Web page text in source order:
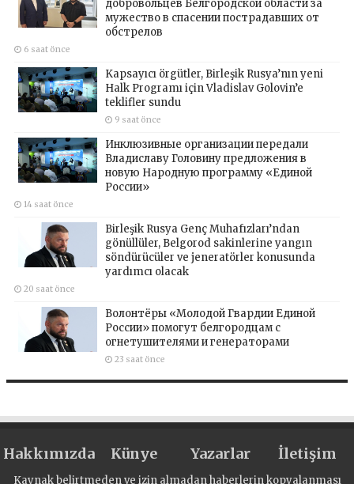
добровольцев Белгородской области за
мужество в спасении пострадавших от
обстрелов
6 saat önce
Kapsayıcı örgütler, Birleşik Rusya’nın yeni
Halk Programı için Vladislav Golovin’e
teklifler sundu
9 saat önce
Инклюзивные организации передали
Владиславу Головину предложения в
новую Народную программу «Единой
России»
14 saat önce
Birleşik Rusya Genç Muhafızları’ndan
gönüllüler, Belgorod sakinlerine yangın
söndürücüler ve jeneratörler konusunda
yardımcı olacak
20 saat önce
Волонтёры «Молодой Гвардии Единой
России» помогут белгородцам с
огнетушителями и генераторами
23 saat önce
Hakkımızda Künye Yazarlar İletişim
Kaynak belirtmeden ve izin almadan haberlerin kopyalanması